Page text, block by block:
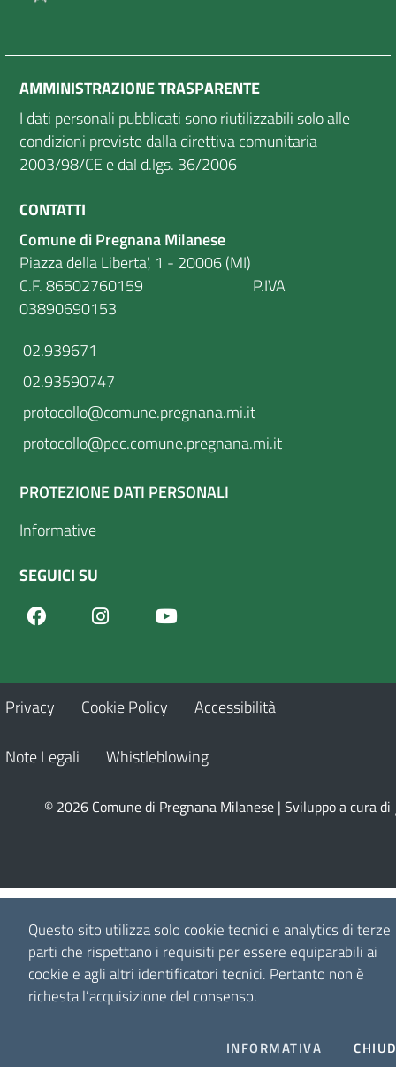
Questo sito utilizza solo cookie tecnici e analytics di terze
parti che rispettano i requisiti per essere equiparabili ai
cookie e agli altri identificatori tecnici. Pertanto non è
richesta l’acquisizione del consenso.
INFORMATIVA
AMMINISTRAZIONE TRASPARENTE
I dati personali pubblicati sono riutilizzabili solo alle
condizioni previste dalla direttiva comunitaria
2003/98/CE e dal d.lgs. 36/2006
CONTATTI
Comune di Pregnana Milanese
Piazza della Liberta', 1 - 20006 (MI)
C.F. 86502760159 P.IVA
03890690153
02.939671
02.93590747
protocollo@comune.pregnana.mi.it
protocollo@pec.comune.pregnana.mi.it
PROTEZIONE DATI PERSONALI
Informative
SEGUICI SU
FacebookInstagram
Privacy Cookie Policy Accessibilità
Note Legali Whistleblowing
© 2026 Comune di Pregnana Milanese | Sviluppo a cura di